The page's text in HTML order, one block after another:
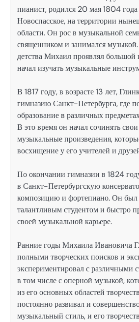
пианист, родился 20 мая 1804 года
Новоспасское, на территории
области. Он рос в музыкальной
священником и занимался
детства Михаил проявлял большой
начал изучать музыкальные
В 1817 году, в возрасте 13 лет,
гимназию Санкт-Петербурга, где
образование в различных
В это время он начал сочинять
музыкальные произведения,
восхищение у его учителей и
По окончании гимназии в 1824
в Санкт-Петербургскую
композицию и фортепиано. Он был
талантливым студентом и быстро
своей музыкальной карьере.
Ранние годы Михаила Ивановича
полными творческих поисков и
экспериментировал с различными
в том числе с оперной музыкой,
из его основных областей
постоянно развивал и
музыкальный стиль, и его